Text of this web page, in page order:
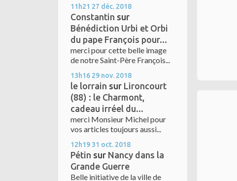
11h21 27 déc. 2018
Constantin sur
Bénédiction Urbi et Orbi
du pape François pour...
merci pour cette belle image
de notre Saint-Père François...
13h16 29 nov. 2018
le lorrain sur Lironcourt
(88) : le Charmont,
cadeau irréel du...
merci Monsieur Michel pour
vos articles toujours aussi...
12h19 31 oct. 2018
Pétin sur Nancy dans la
Grande Guerre
Belle initiative de la ville de